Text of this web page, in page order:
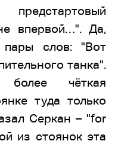
предстартовый
впервой…". Да,
пары слов: "Вот
танка".
чёткая
туда только
Серкан – "for
из стоянок эта